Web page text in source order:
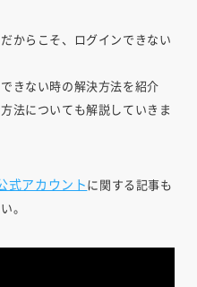
からこそ、ログインできない
きない時の解決方法を紹介
法についても解説していきま
式アカウント に関する記事も
。